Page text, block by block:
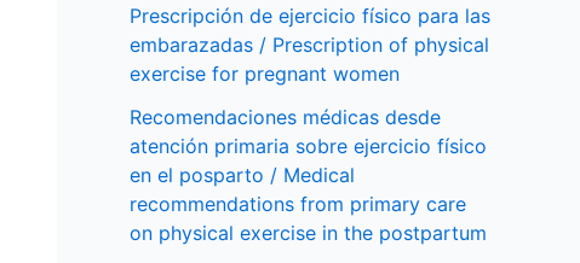
Prescripción de ejercicio físico para las
embarazadas / Prescription of physical
exercise for pregnant women
Recomendaciones médicas desde
atención primaria sobre ejercicio físico
en el posparto / Medical
recommendations from primary care
on physical exercise in the postpartum